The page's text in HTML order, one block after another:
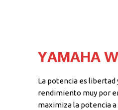
YAMAHA
La potencia es libertad
rendimiento muy por
maximiza la potencia